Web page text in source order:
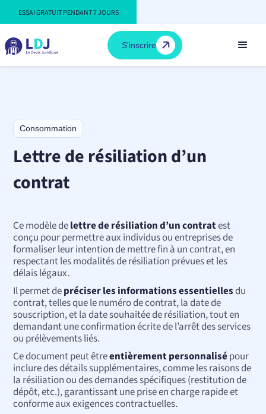
ESSAI GRATUIT PENDANT 7 JOURS
S'inscrire
Consommation
Lettre de résiliation d’un
contrat
Ce modèle delettre de résiliation d’un contratest
conçu pour permettre aux individus ou entreprises de
formaliser leur intention de mettre fin à un contrat, en
respectant les modalités de résiliation prévues et les
délais légaux.
Il permet depréciser les informations essentiellesdu
contrat, telles que le numéro de contrat, la date de
souscription, et la date souhaitée de résiliation, tout en
demandant une confirmation écrite de l’arrêt des services
ou prélèvements liés.
Ce document peut êtreentièrement personnalisépour
inclure des détails supplémentaires, comme les raisons de
la résiliation ou des demandes spécifiques (restitution de
dépôt, etc.), garantissant une prise en charge rapide et
conforme aux exigences contractuelles.